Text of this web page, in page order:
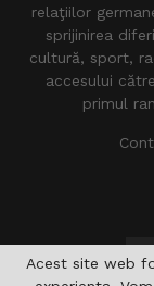
relaţiilor
sprijinirea
cultură, sport,
accesului
primul
Acest site web